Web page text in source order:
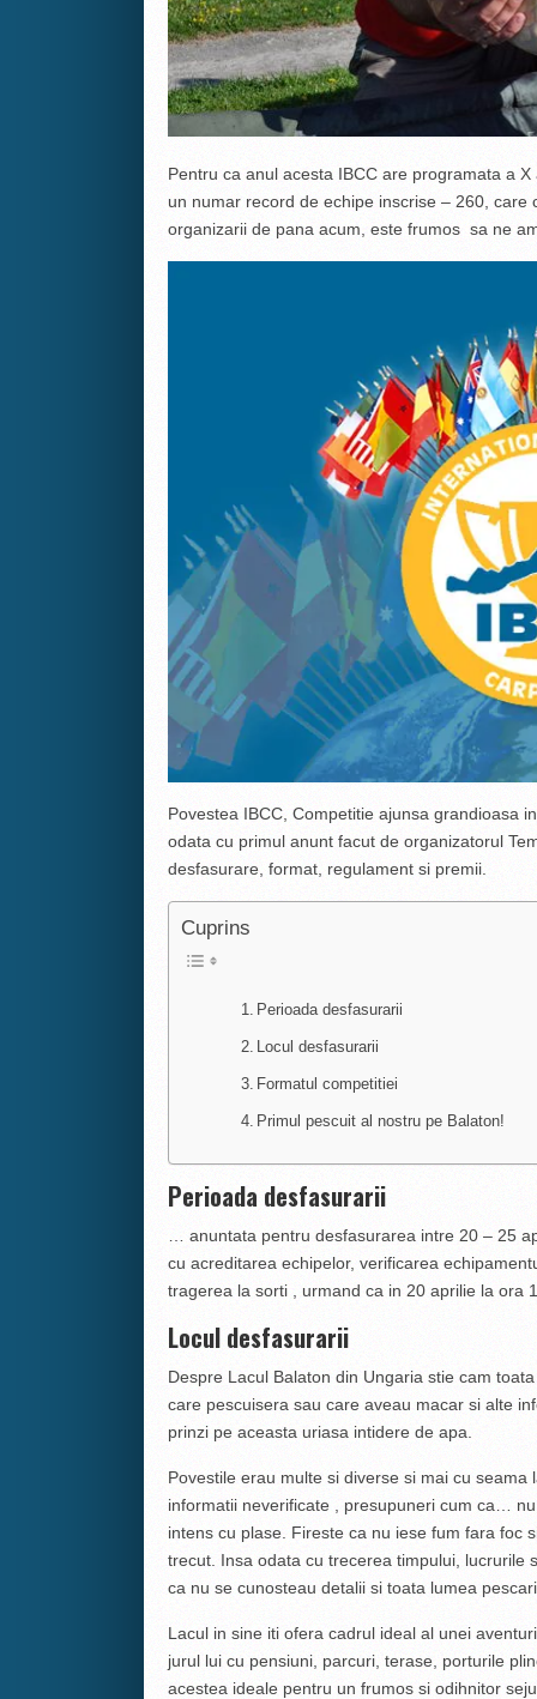
Pentru ca anul acesta IBCC are programata a
un numar record de echipe inscrise – 260,
organizarii de pana acum, este frumos sa ne
Povestea IBCC, Competitie ajunsa grandioasa
odata cu primul anunt facut de organizatorul
desfasurare, format, regulament si premii.
Cuprins
Perioada desfasurarii
Locul desfasurarii
Formatul competitiei
Primul pescuit al nostru pe Balaton!
Perioada desfasurarii
… anuntata pentru desfasurarea intre 20 – 25
cu acreditarea echipelor, verificarea
tragerea la sorti , urmand ca in 20 aprilie la ora
Locul desfasurarii
Despre Lacul Balaton din Ungaria stie cam
care pescuisera sau care aveau macar si alte
prinzi pe aceasta uriasa intidere de apa.
Povestile erau multe si diverse si mai cu
informatii neverificate , presupuneri cum ca…
intens cu plase. Fireste ca nu iese fum fara foc
trecut. Insa odata cu trecerea timpului, lucrurile
ca nu se cunosteau detalii si toata lumea
Lacul in sine iti ofera cadrul ideal al unei
jurul lui cu pensiuni, parcuri, terase, porturile
acestea ideale pentru un frumos si odihnitor